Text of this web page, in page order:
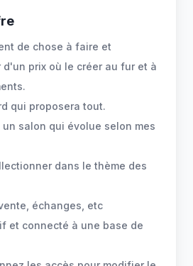
de chose à faire et
prix où le créer au fur et à
qui proposera tout.
salon qui évolue selon mes
dans le thème des
échanges, etc
et connecté à une base de